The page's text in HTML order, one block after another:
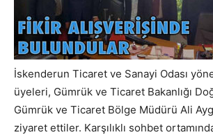
İskenderun Ticaret ve Sanayi Odası
üyeleri, Gümrük ve Ticaret Bakanlığı
Gümrük ve Ticaret Bölge Müdürü Ali
ziyaret ettiler. Karşılıklı sohbet